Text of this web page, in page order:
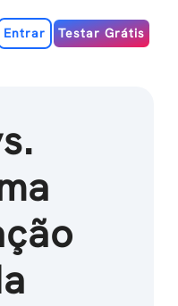
Entrar Testar Grátis